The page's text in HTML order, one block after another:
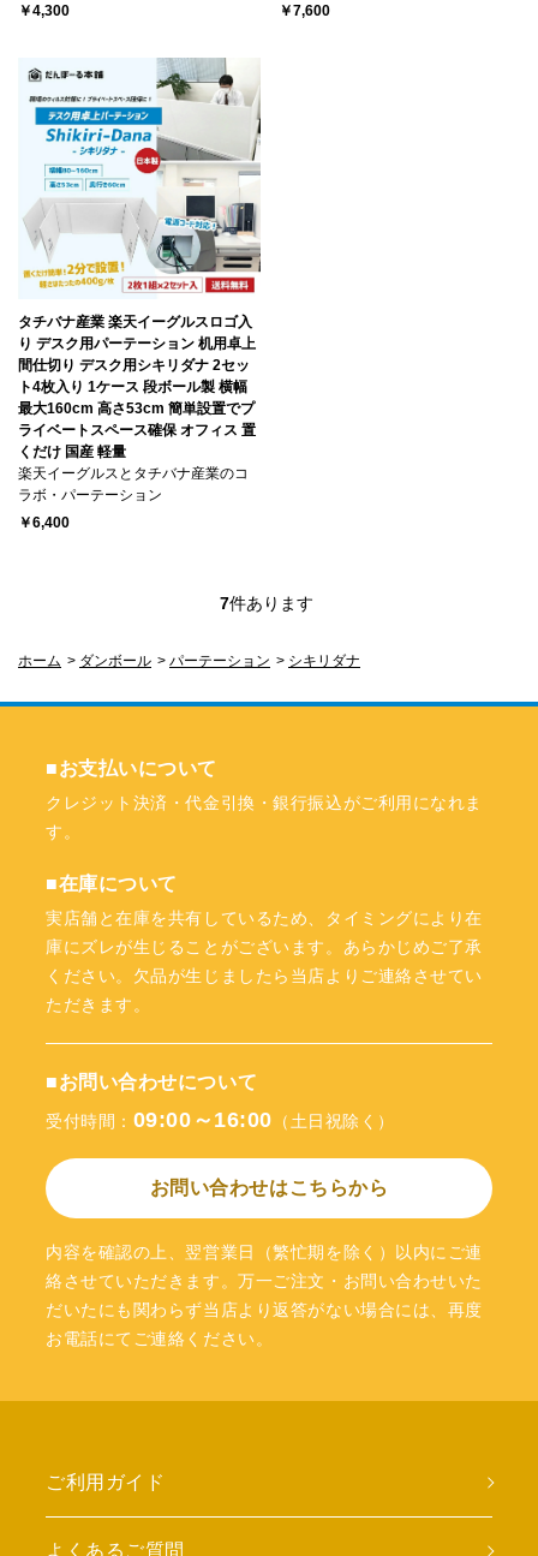
￥4,300
￥7,600
タチバナ産業 楽天イーグルスロゴ入
り デスク用パーテーション 机用卓上
間仕切り デスク用シキリダナ 2セッ
ト4枚入り 1ケース 段ボール製 横幅
最大160cm 高さ53cm 簡単設置でプ
ライベートスペース確保 オフィス 置
くだけ 国産 軽量
楽天イーグルスとタチバナ産業のコ
ラボ・パーテーション
￥6,400
7件あります
ホーム > ダンボール > パーテーション > シキリダナ
■お支払いについて
クレジット決済・代金引換・銀行振込がご利用になれま
す。
■在庫について
実店舗と在庫を共有しているため、タイミングにより在
庫にズレが生じることがございます。あらかじめご了承
ください。欠品が生じましたら当店よりご連絡させてい
ただきます。
■お問い合わせについて
受付時間： 09:00～16:00 （土日祝除く）
お問い合わせはこちらから
内容を確認の上、翌営業日（繁忙期を除く）以内にご連
絡させていただきます。万一ご注文・お問い合わせいた
だいたにも関わらず当店より返答がない場合には、再度
お電話にてご連絡ください。
ご利用ガイド
よくあるご質問